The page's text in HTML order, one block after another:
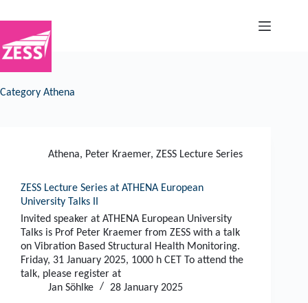
to
content
Category Athena
Athena, Peter Kraemer, ZESS Lecture Series
ZESS Lecture Series at ATHENA European
University Talks II
Invited speaker at ATHENA European University
Talks is Prof Peter Kraemer from ZESS with a talk
on Vibration Based Structural Health Monitoring.
Friday, 31 January 2025, 1000 h CET To attend the
talk, please register at
Jan Söhlke
28 January 2025